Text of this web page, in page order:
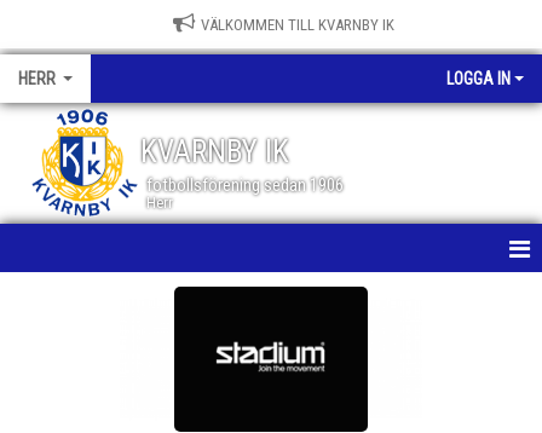
VÄLKOMMEN TILL KVARNBY IK
HERR LOGGA IN
KVARNBY IK
fotbollsförening sedan 1906
Herr